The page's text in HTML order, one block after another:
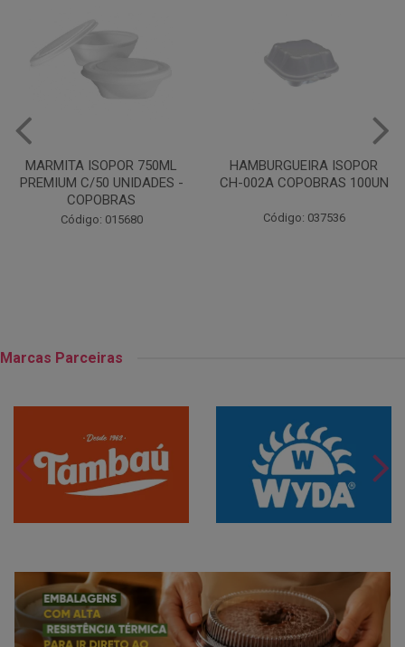
HAMBURGUEIRA ISOPOR
CH-002A COPOBRAS 100UN
Código: 037536
CAIXA PARDA PIZZA N30
OITAVADA BALUARTE C/10
Código: 001124
Marcas Parceiras